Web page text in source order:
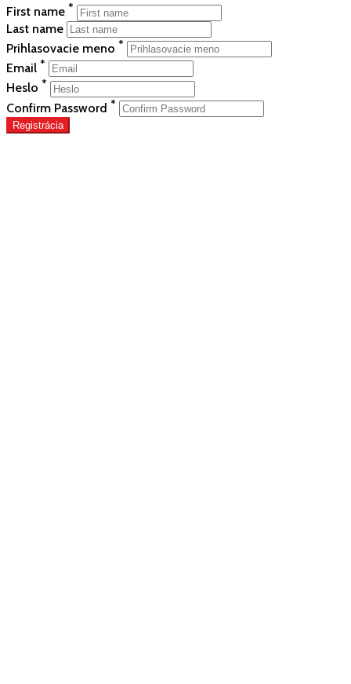
First name *
Last name
Prihlasovacie meno *
Email *
Heslo *
Confirm Password *
Registrácia